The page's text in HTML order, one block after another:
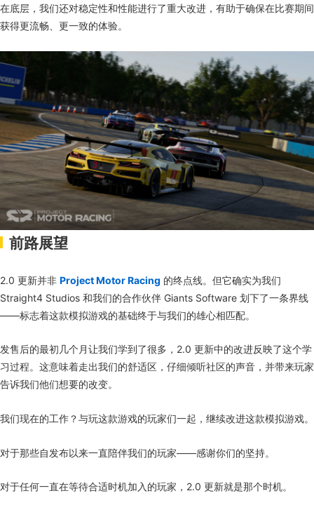
在底层，我们还对稳定性和性能进行了重大改进，有助于确保在比赛期间
获得更流畅、更一致的体验。
前路展望
2.0 更新并非 Project Motor Racing 的终点线。但它确实为我们
Straight4 Studios 和我们的合作伙伴 Giants Software 划下了一条界线
——标志着这款模拟游戏的基础终于与我们的雄心相匹配。
发售后的最初几个月让我们学到了很多，2.0 更新中的改进反映了这个学
习过程。这意味着走出我们的舒适区，仔细倾听社区的声音，并带来玩家
告诉我们他们想要的改变。
我们现在的工作？与玩这款游戏的玩家们一起，继续改进这款模拟游戏。
对于那些自发布以来一直陪伴我们的玩家——感谢你们的坚持。
对于任何一直在等待合适时机加入的玩家，2.0 更新就是那个时机。